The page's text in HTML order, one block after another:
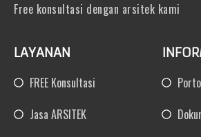
Free konsultasi dengan arsitek kami
LAYANAN
FREE Konsultasi
Jasa ARSITEK